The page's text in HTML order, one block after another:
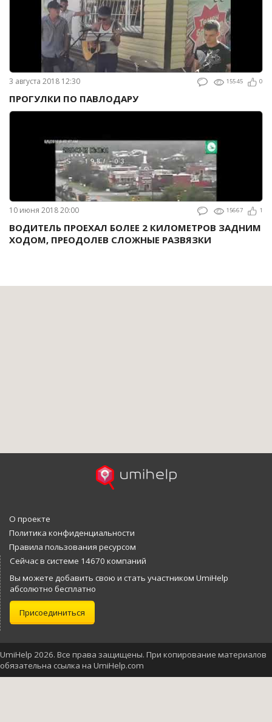
3 августа 2018 12:30 15545 0
ПРОГУЛКИ ПО ПАВЛОДАРУ
10 июня 2018 20:00 15667 1
ВОДИТЕЛЬ ПРОЕХАЛ БОЛЕЕ 2 КИЛОМЕТРОВ ЗАДНИМ
ХОДОМ, ПРЕОДОЛЕВ СЛОЖНЫЕ РАЗВЯЗКИ
О проекте
Политика конфиденциальности
Правила пользования ресурсом
Сейчас в системе 14670 компаний
Вы можете добавить свою и стать участником UmiHelp
абсолютно бесплатно
Присоединиться
UmiHelp 2026. Все права защищены. При копирование материалов
обязательна ссылка на UmiHelp.com